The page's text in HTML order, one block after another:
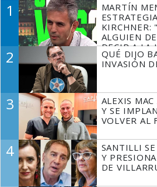
1
MARTÍN
KIRCHNER:
ALGUIEN
DECIR A LA
TIENE QUE
2
QUÉ DIJO
INVASIÓN
3
ALEXIS
Y SE
VOLVER AL
4
SANTILLI
Y
DE